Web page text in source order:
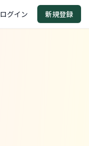
ログイン 新規登録